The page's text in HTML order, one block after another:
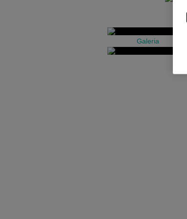
Galeria